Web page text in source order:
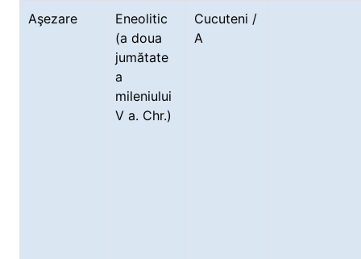
Aşezare
Eneolitic
(a doua
jumătate
a
mileniului
V a. Chr.)
Cucuteni /
A